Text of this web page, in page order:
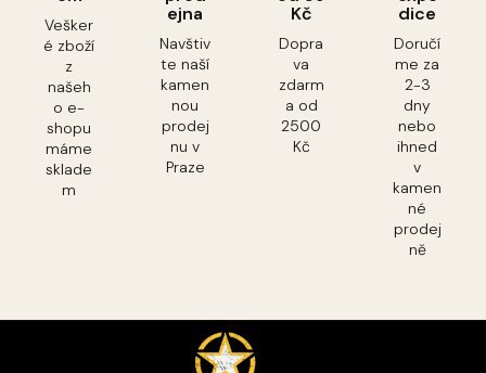
Vešker
é zboží
z
našeh
o e-
shopu
máme
sklade
m
ejna
Navštiv
te naší
kamen
nou
prodej
nu v
Praze
Kč
Dopra
va
zdarm
a od
2500
Kč
dice
Doručí
me za
2-3
dny
nebo
ihned
v
kamen
né
prodej
ně